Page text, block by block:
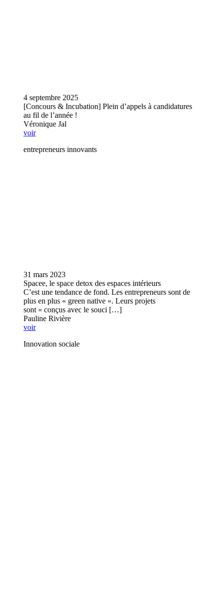
4 septembre 2025
[Concours & Incubation] Plein d’appels à candidatures
au fil de l’année !
Véronique Jal
voir
entrepreneurs innovants
31 mars 2023
Spacee, le space detox des espaces intérieurs
C’est une tendance de fond. Les entrepreneurs sont de
plus en plus « green native ». Leurs projets
sont « conçus avec le souci […]
Pauline Rivière
voir
Innovation sociale